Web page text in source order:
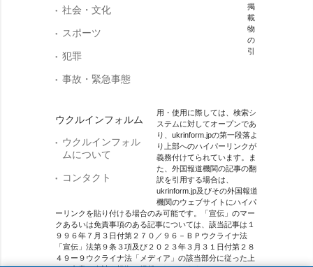
社会・文化
スポーツ
犯罪
事故・緊急事態
ウクルインフォルム
ウクルインフォル
ムについて
コンタクト
掲
載
物
の
引
用・使用に際しては、検索シ
ステムに対してオープンであ
り、ukrinform.jpの第一段落よ
り上部へのハイパーリンクが
義務付けてられています。ま
た、外国報道機関の記事の翻
訳を引用する場合は、
ukrinform.jp及びその外国報道
機関のウェブサイトにハイパ
ーリンクを貼り付ける場合のみ可能です。「宣伝」のマー
クあるいは免責事項のある記事については、該当記事は１
９９６年７月３日付第２７０／９６－ＢＰウクライナ法
「宣伝」法第９条３項及び２０２３年３月３１日付第２８
４９ー９ウクライナ法「メディア」の該当部分に従った上